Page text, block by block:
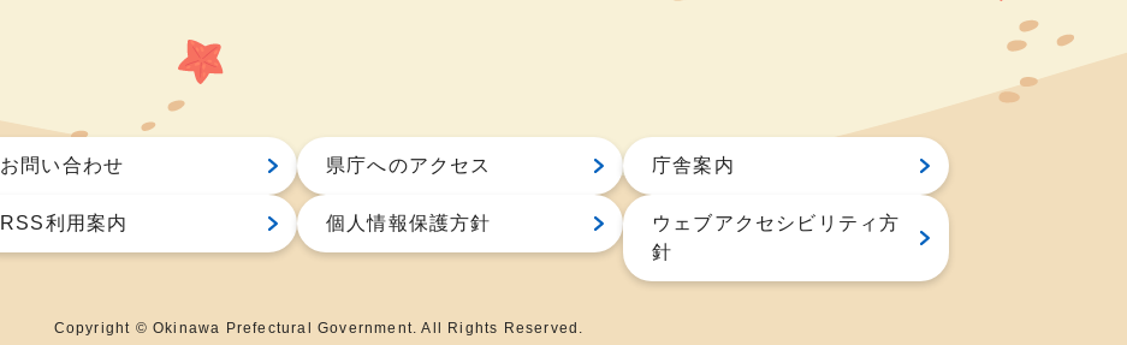
お問い合わせ 県庁へのアクセス 庁舎案内
RSS利用案内 個人情報保護方針
ウェブアクセシビリティ方
針
Copyright © Okinawa Prefectural Government. All Rights Reserved.